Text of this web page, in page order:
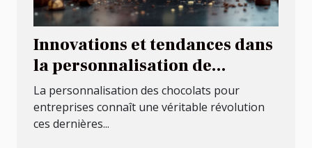
Innovations et tendances dans
la personnalisation de
chocolats pour entreprises
La personnalisation des chocolats pour
entreprises connaît une véritable révolution
ces dernières...